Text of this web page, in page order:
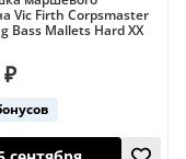
Vic Firth Corpsmaster
Bass Mallets Hard XX